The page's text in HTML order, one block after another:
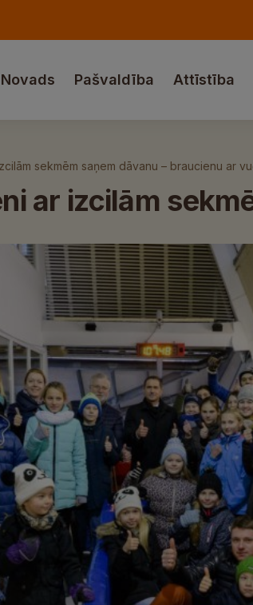
Novads Pašvaldība Attīstība
sekmēm saņem dāvanu – braucienu ar
ar izcilām